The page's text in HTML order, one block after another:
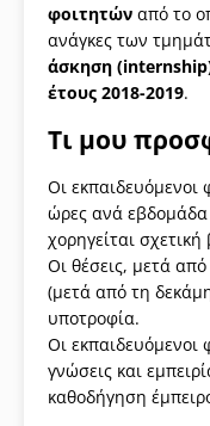
φοιτητών από το
ανάγκες των
άσκηση
έτους 2018-2019.
Τι μου
Οι εκπαιδευόμενοι
ώρες ανά εβδομάδα
χορηγείται
Οι θέσεις, μετά
(μετά από τη
υποτροφία.
Οι εκπαιδευόμενοι
γνώσεις και
καθοδήγηση